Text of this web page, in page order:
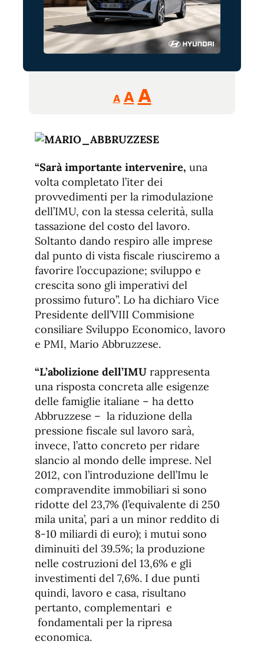
A
Reducir
tamaño
A Restablecer
de
AAumentar
de
fuente.
“Sarà importante intervenire, una
volta completato l’iter dei
provvedimenti per la rimodulazione
dell’IMU, con la stessa celerità, sulla
tassazione del costo del lavoro.
Soltanto dando respiro alle imprese
dal punto di vista fiscale riusciremo a
favorire l’occupazione; sviluppo e
crescita sono gli imperativi del
prossimo futuro”. Lo ha dichiaro Vice
Presidente dell’VIII Commisione
consiliare Sviluppo Economico, lavoro
e PMI, Mario Abbruzzese.
“L’abolizione dell’IMU rappresenta
una risposta concreta alle esigenze
delle famiglie italiane – ha detto
Abbruzzese – la riduzione della
pressione fiscale sul lavoro sarà,
invece, l’atto concreto per ridare
slancio al mondo delle imprese. Nel
2012, con l’introduzione dell’Imu le
compravendite immobiliari si sono
ridotte del 23,7% (l’equivalente di 250
mila unita’, pari a un minor reddito di
8-10 miliardi di euro); i mutui sono
diminuiti del 39.5%; la produzione
nelle costruzioni del 13,6% e gli
investimenti del 7,6%. I due punti
quindi, lavoro e casa, risultano
pertanto, complementari e
fondamentali per la ripresa
economica.